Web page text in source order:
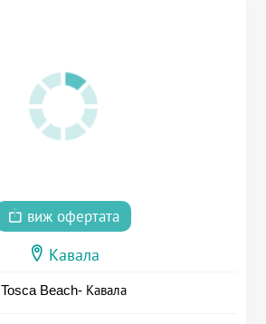
виж офертата
Кавала
Tosca Beach- Кавала